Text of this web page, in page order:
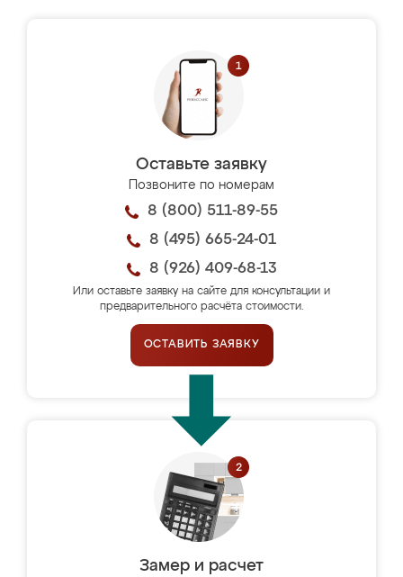
Оставьте заявку
Позвоните по номерам
8 (800) 511-89-55
8 (495) 665-24-01
8 (926) 409-68-13
Или оставьте заявку на сайте для консультации и
предварительного расчёта стоимости.
ОСТАВИТЬ ЗАЯВКУ
Замер и расчет